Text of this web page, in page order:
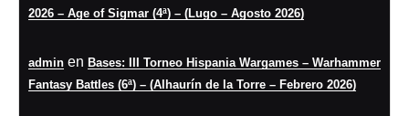
2026 – Age of Sigmar (4ª) – (Lugo – Agosto 2026)
admin en Bases: III Torneo Hispania Wargames – Warhammer
Fantasy Battles (6ª) – (Alhaurín de la Torre – Febrero 2026)